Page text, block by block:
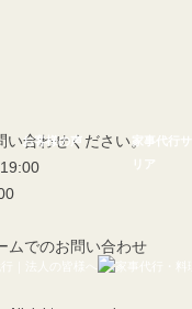
お客様の声
家事代行
リア
い合わせください。